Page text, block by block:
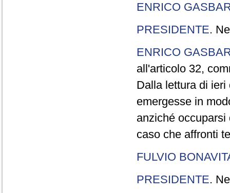
ENRICO
PRESIDENTE.
ENRICO
all'articolo 32,
Dalla lettura di
emergesse in
anziché
caso che affronti
FULVIO
PRESIDENTE.